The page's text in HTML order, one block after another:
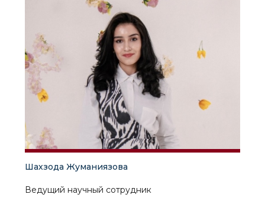
Шахзода Жуманиязова
Ведущий научный сотрудник